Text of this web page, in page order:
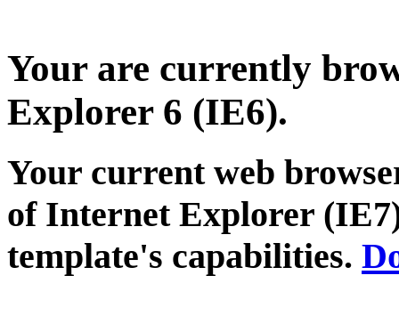
Your are currently
Explorer 6 (IE6).
Your current web
of Internet Explorer
template's capabilities.